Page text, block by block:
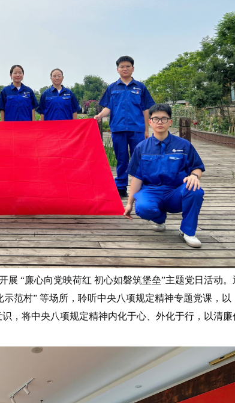
“廉心向党映荷红 初心如磐筑堡垒”主题党日活动。
范村” 等场所，聆听中央八项规定精神专题党课，以
，将中央八项规定精神内化于心、外化于行，以清廉